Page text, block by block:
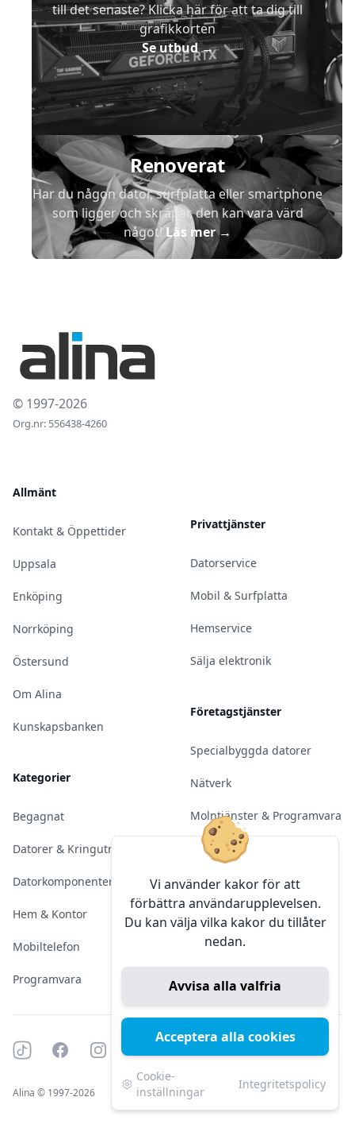
Vi använder kakor för att
förbättra användarupplevelsen.
Du kan välja vilka kakor du tillåter
nedan.
Avvisa alla valfria
Acceptera alla cookies
Cookie-
inställningar
Integritetspolicy
till det senaste? Klicka här för att ta dig till
grafikkorten
Se utbud→
Renoverat
Har du någon dator, surfplatta eller smartphone
som ligger och skräpar, den kan vara värd
något!Läs mer→
© 1997-2026
Org.nr: 556438-4260
Allmänt
Kontakt & Öppettider
Uppsala
Enköping
Norrköping
Östersund
Om Alina
Kunskapsbanken
Kategorier
Begagnat
Datorer & Kringutrustning
Datorkomponenter
Hem & Kontor
Mobiltelefon
Programvara
Privattjänster
Datorservice
Mobil & Surfplatta
Hemservice
Sälja elektronik
Företagstjänster
Specialbyggda datorer
Nätverk
Molntjänster & Programvara
Server & Backup
Kameraövervakning
Konferens & Public Display
Sälja elektronik
Tiktok FacebookInstagram
Alina © 1997-2026